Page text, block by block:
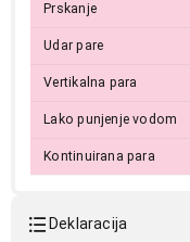
Prskanje
Udar pare
Vertikalna para
Lako punjenje vodom
Kontinuirana para
Deklaracija